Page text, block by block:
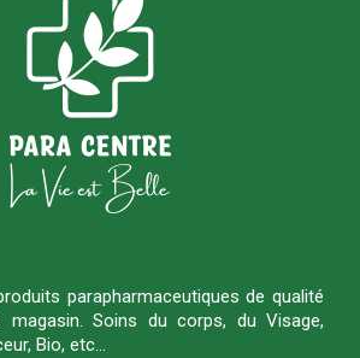
parapharmaceutiques de qualité
magasin. Soins du corps, du Visage,
Bio, etc…